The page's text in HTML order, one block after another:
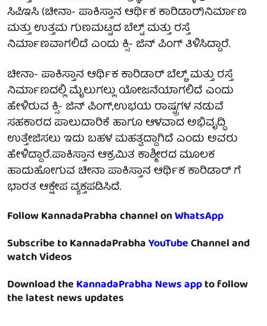
ಸಿಪಿಇಸಿ (ಚೀನಾ- ಪಾಕಿಸ್ತಾನ ಆರ್ಥಿಕ ಕಾರಿಡಾರ್)ನಿರ್ಮಾಣ
ಮತ್ತು ಉತ್ತಮ ಗುಣಮಟ್ಟದ ಬೆಲ್ಟ್ ಮತ್ತು ರಸ್ತೆ
ನಿರ್ಮಾಣವಾಗಲಿದೆ ಎಂದು ಕ್ಸಿ- ಜಿನ್ ಪಿಂಗ್ ತಿಳಿಸಿದ್ದಾರೆ.
ಚೀನಾ- ಪಾಕಿಸ್ತಾನ ಆರ್ಥಿಕ ಕಾರಿಡಾರ್ ಬೆಲ್ಚ್ ಮತ್ತು ರಸ್ತೆ
ನಿರ್ಮಾಣದಲ್ಲಿ ಮೈಲುಗಲ್ಲು ಯೋಜನೆಯಾಗಲಿದೆ ಎಂದು
ಹೇಳಿರುವ ಕ್ಸಿ- ಜಿನ್ ಪಿಂಗ್,ಉಭಯ ರಾಷ್ಟ್ರಗಳ ನಡುವೆ
ಸಹಕಾರದ ಪಾಲುದಾರಿಕೆ ಹಾಗೂ ಆಳವಾದ ಅಭಿವೃದ್ಧಿ
ಉತ್ತೇಜಿಸಲು ಇದು ಬಹಳ ಮಹತ್ವದ್ದಾಗಿದೆ ಎಂದು ಅವರು
ಹೇಳಿದ್ದಾರೆ.ಪಾಕಿಸ್ತಾನ ಆಕ್ರಮಿತ ಕಾಶ್ಮೀರದ ಮೂಲಕ
ಹಾದುಹೋಗುವ ಚೀನಾ ಪಾಕಿಸ್ತಾನ ಆರ್ಥಿಕ ಕಾರಿಡಾರ್ ಗೆ
ಭಾರತ ಆಕ್ಷೇಪ ವ್ಯಕ್ತಪಡಿಸಿದೆ.
Follow KannadaPrabha channel onWhatsApp
Subscribe to KannadaPrabhaYouTubeChannel and
watch Videos
Download theKannadaPrabha News appto follow
the latest news updates